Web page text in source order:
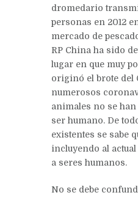
dromedario
personas en 2012
mercado de
RP China ha sido
lugar en que muy
originó el brote del
numerosos
animales no se
ser humano. De
existentes se sabe
incluyendo al
a seres humanos.
No se debe